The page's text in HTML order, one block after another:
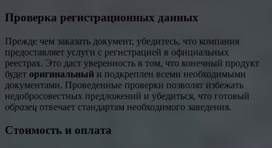
Проверка регистрационных данных
Прежде чем заказать документ, убедитесь, что компания
предоставляет услуги с регистрацией в официальных
реестрах. Это даст уверенность в том, что конечный продукт
будет оригинальный и подкреплен всеми необходимыми
документами. Проведенные проверки позволят избежать
недобросовестных предложений и убедиться, что готовый
образец отвечает стандартам необходимого заведения.
Стоимость и оплата